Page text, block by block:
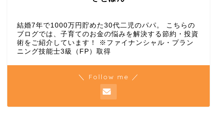
結婚7年で1000万円貯めた30代二児のパパ。 こちらの
ブログでは、子育てのお金の悩みを解決する節約・投資
術をご紹介しています！ ※ファイナンシャル・プラン
ニング技能士3級（FP）取得
＼ Follow me ／